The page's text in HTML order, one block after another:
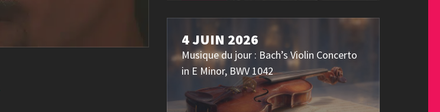
4 JUIN 2026
Musique du jour : Bach’s Violin Concerto
in E Minor, BWV 1042